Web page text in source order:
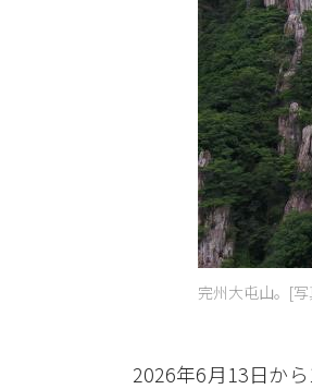
完州大屯山。[
2026年6月13日か